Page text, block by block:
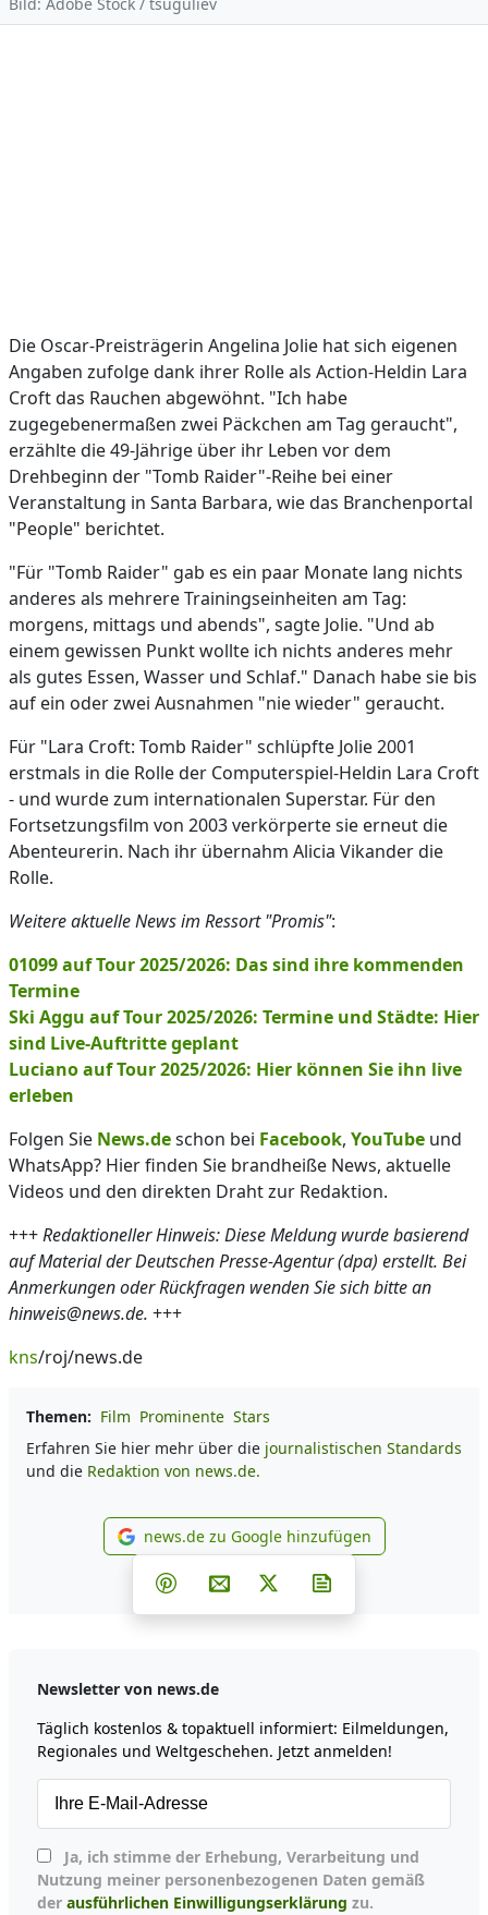
Die Oscar-Preisträgerin Angelina Jolie hat sich eigenen
Angaben zufolge dank ihrer Rolle als Action-Heldin Lara
Croft das Rauchen abgewöhnt. "Ich habe
zugegebenermaßen zwei Päckchen am Tag geraucht",
erzählte die 49-Jährige über ihr Leben vor dem
Drehbeginn der "Tomb Raider"-Reihe bei einer
Veranstaltung in Santa Barbara, wie das Branchenportal
"People" berichtet.
"Für "Tomb Raider" gab es ein paar Monate lang nichts
anderes als mehrere Trainingseinheiten am Tag:
morgens, mittags und abends", sagte Jolie. "Und ab
einem gewissen Punkt wollte ich nichts anderes mehr
als gutes Essen, Wasser und Schlaf." Danach habe sie bis
auf ein oder zwei Ausnahmen "nie wieder" geraucht.
Für "Lara Croft: Tomb Raider" schlüpfte Jolie 2001
erstmals in die Rolle der Computerspiel-Heldin Lara Croft
- und wurde zum internationalen Superstar. Für den
Fortsetzungsfilm von 2003 verkörperte sie erneut die
Abenteurerin. Nach ihr übernahm Alicia Vikander die
Rolle.
Weitere aktuelle News im Ressort "Promis":
01099 auf Tour 2025/2026: Das sind ihre kommenden
Termine
Ski Aggu auf Tour 2025/2026: Termine und Städte: Hier
sind Live-Auftritte geplant
Luciano auf Tour 2025/2026: Hier können Sie ihn live
erleben
Folgen Sie News.deschon bei Facebook, YouTube und
WhatsApp? Hier finden Sie brandheiße News, aktuelle
Videos und den direkten Draht zur Redaktion.
+++Redaktioneller Hinweis: Diese Meldung wurde basierend
auf Material der Deutschen Presse-Agentur (dpa) erstellt. Bei
Anmerkungen oder Rückfragen wenden Sie sich bitte an
hinweis@news.de. +++
kns/roj/news.de
Themen: Film Prominente Stars
Erfahren Sie hier mehr über die journalistischen Standards
und die Redaktion von news.de.
news.de zu Google
news.de zu Google hinzufügen
Teilen auf Facebook
Teilen auf Whatsapp
Teilen auf Telegram
Teilen auf Pinterest
Per E-Mail teilen
Post auf X
Newsletter von news.de
Täglich kostenlos & topaktuell informiert: Eilmeldungen,
Regionales und Weltgeschehen. Jetzt anmelden!
Nutzung meiner personenbezogenen Daten gemäß
der ausführlichen Einwilligungserklärung zu.